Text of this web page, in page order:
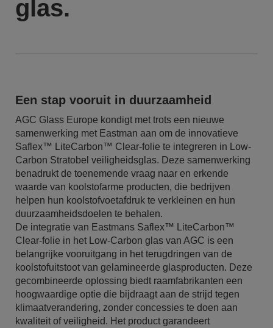
glas.
Een stap vooruit in duurzaamheid
AGC Glass Europe kondigt met trots een nieuwe
samenwerking met Eastman aan om de innovatieve
Saflex™ LiteCarbon™ Clear-folie te integreren in Low-
Carbon Stratobel veiligheidsglas. Deze samenwerking
benadrukt de toenemende vraag naar en erkende
waarde van koolstofarme producten, die bedrijven
helpen hun koolstofvoetafdruk te verkleinen en hun
duurzaamheidsdoelen te behalen.
De integratie van Eastmans Saflex™ LiteCarbon™
Clear-folie in het Low-Carbon glas van AGC is een
belangrijke vooruitgang in het terugdringen van de
koolstofuitstoot van gelamineerde glasproducten. Deze
gecombineerde oplossing biedt raamfabrikanten een
hoogwaardige optie die bijdraagt aan de strijd tegen
klimaatverandering, zonder concessies te doen aan
kwaliteit of veiligheid. Het product garandeert